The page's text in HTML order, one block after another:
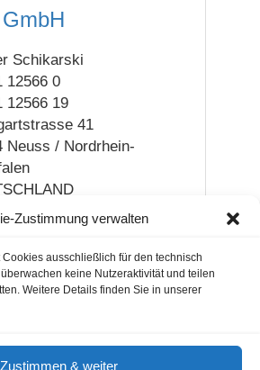
Zustimmung verwalten
ausschließlich für den technisch
keine Nutzeraktivität und teilen
Weitere Details finden Sie in unserer
Zustimmen & weiter
Schikarski
12566 0
12566 19
41
Neuss / Nordrhein-